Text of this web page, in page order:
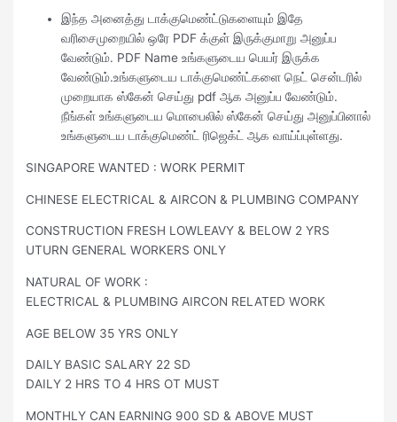
இந்த அனைத்து டாக்குமெண்ட்டுகளையும் இதே
வரிசைமுறையில் ஒரே PDF க்குள் இருக்குமாறு அனுப்ப
வேண்டும். PDF Name உங்களுடைய பெயர் இருக்க
வேண்டும்.உங்களுடைய டாக்குமெண்ட்களை நெட் சென்டரில்
முறையாக ஸ்கேன் செய்து pdf ஆக அனுப்ப வேண்டும்.
நீங்கள் உங்களுடைய மொபைலில் ஸ்கேன் செய்து அனுப்பினால்
உங்களுடைய டாக்குமெண்ட் ரிஜெக்ட் ஆக வாய்ப்புள்ளது.
SINGAPORE WANTED : WORK PERMIT
CHINESE ELECTRICAL & AIRCON & PLUMBING COMPANY
CONSTRUCTION FRESH LOWLEAVY & BELOW 2 YRS
UTURN GENERAL WORKERS ONLY
NATURAL OF WORK :
ELECTRICAL & PLUMBING AIRCON RELATED WORK
AGE BELOW 35 YRS ONLY
DAILY BASIC SALARY 22 SD
DAILY 2 HRS TO 4 HRS OT MUST
MONTHLY CAN EARNING 900 SD & ABOVE MUST